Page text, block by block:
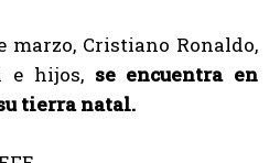
marzo, Cristiano Ronaldo,
e hijos, se encuentra en
tierra natal.